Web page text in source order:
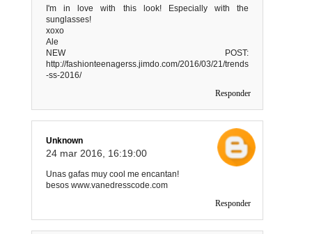
I'm in love with this look! Especially with the
sunglasses!
xoxo
Ale
NEW POST:
http://fashionteenagerss.jimdo.com/2016/03/21/trends
-ss-2016/
Responder
Unknown
24 mar 2016, 16:19:00
Unas gafas muy cool me encantan!
besos www.vanedresscode.com
Responder